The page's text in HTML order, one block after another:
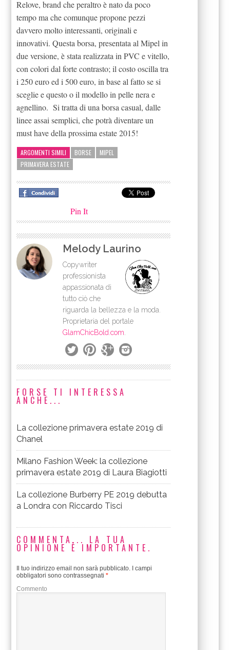
Relove, brand che peraltro è nato da poco
tempo ma che comunque propone pezzi
davvero molto interessanti, originali e
innovativi. Questa borsa, presentata al Mipel in
due versione, è stata realizzata in PVC e vitello,
con colori dal forte contrasto; il costo oscilla tra
i 250 euro ed i 500 euro, in base al fatto se si
sceglie e questo o il modello in pelle nera e
agnellino. Si tratta di una borsa casual, dalle
linee assai semplici, che potrà diventare un
must have della prossima estate 2015!
ARGOMENTI SIMILI BORSE
MIPEL
PRIMAVERA ESTATE
Pin It
Melody Laurino
Copywriter
professionista
appassionata di
tutto ciò che
riguarda la bellezza e la moda.
Proprietaria del portale
GlamChicBold.com
FORSE TI INTERESSA
ANCHE...
La collezione primavera estate 2019 di
Chanel
Milano Fashion Week: la collezione
primavera estate 2019 di Laura Biagiotti
La collezione Burberry PE 2019 debutta
a Londra con Riccardo Tisci
COMMENTA... LA TUA
OPINIONE È IMPORTANTE.
Il tuo indirizzo email non sarà pubblicato. I campi
obbligatori sono contrassegnati*
Commento